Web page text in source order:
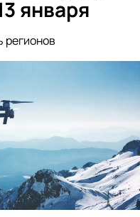
января
регионов